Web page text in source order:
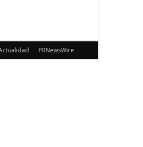
PRNewsWire